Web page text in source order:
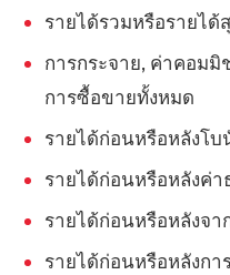
รายได้รวมหรือรายได้
การกระจาย, ค่าคอมมิ
การซื้อขายทั้งหมด
รายได้ก่อนหรือหลังโบ
รายได้ก่อนหรือหลังค่า
รายได้ก่อนหรือหลังจา
รายได้ก่อนหรือหลังกา